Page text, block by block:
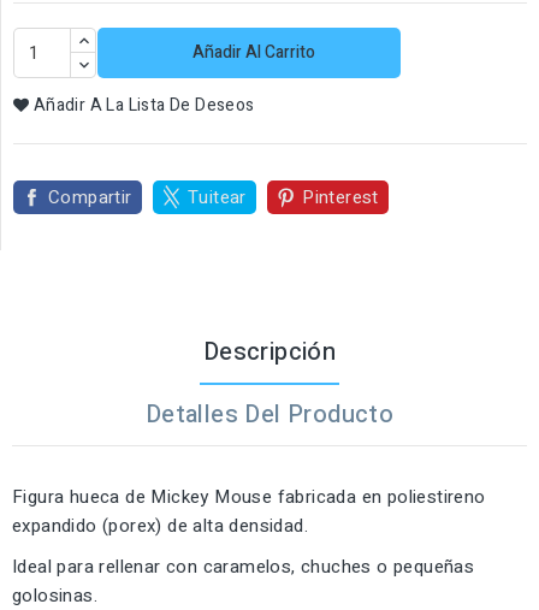
Añadir Al Carrito
Añadir A La Lista De Deseos
Compartir Tuitear Pinterest
Descripción
Detalles Del Producto
Figura hueca de Mickey Mouse fabricada en poliestireno
expandido (porex) de alta densidad.
Ideal para rellenar con caramelos, chuches o pequeñas
golosinas.